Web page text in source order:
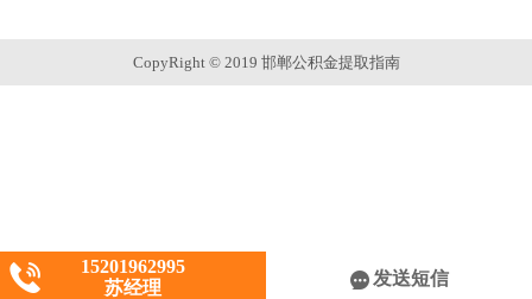
CopyRight © 2019 邯郸公积金提取指南
15201962995
苏经理
发送短信